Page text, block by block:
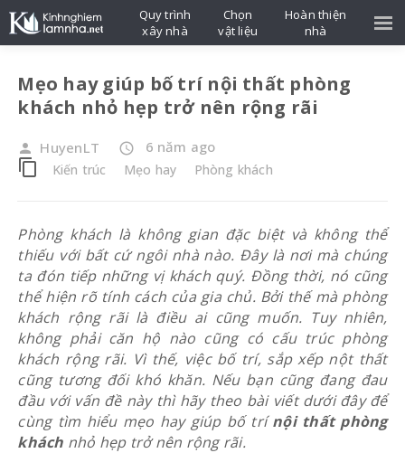
Mẹo hay giúp bố trí nội thất phòng
khách nhỏ hẹp trở nên rộng rãi
person HuyenLT access_time 6 năm ago
content_copy Kiến trúc Mẹo hay Phòng khách
Phòng khách là không gian đặc biệt và không thể
thiếu với bất cứ ngôi nhà nào. Đây là nơi mà chúng
ta đón tiếp những vị khách quý. Đồng thời, nó cũng
thể hiện rõ tính cách của gia chủ. Bởi thế mà phòng
khách rộng rãi là điều ai cũng muốn. Tuy nhiên,
không phải căn hộ nào cũng có cấu trúc phòng
khách rộng rãi. Vì thế, việc bố trí, sắp xếp nột thất
cũng tương đối khó khăn. Nếu bạn cũng đang đau
đầu với vấn đề này thì hãy theo bài viết dưới đây để
cùng tìm hiểu mẹo hay giúp bố trínội thất phòng
khách nhỏ hẹp trở nên rộng rãi.
Quy trình
xây nhà
Chọn
vật liệu
Hoàn thiện
nhà